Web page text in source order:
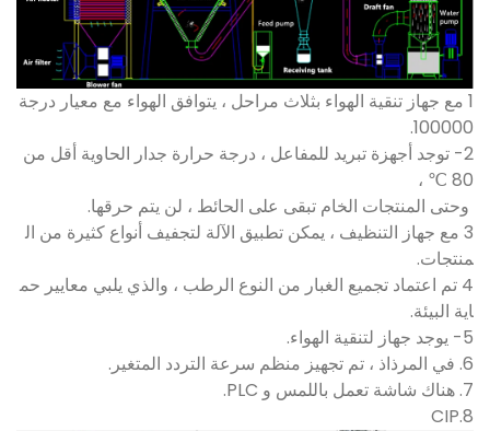
1 مع جهاز تنقية الهواء بثلاث مراحل ، يتوافق الهواء مع معيار درجة
100000.
2- توجد أجهزة تبريد للمفاعل ، درجة حرارة جدار الحاوية أقل من
80 ℃ ،
وحتى المنتجات الخام تبقى على الحائط ، لن يتم حرقها.
3 مع جهاز التنظيف ، يمكن تطبيق الآلة لتجفيف أنواع كثيرة من ال
منتجات.
4 تم اعتماد تجميع الغبار من النوع الرطب ، والذي يلبي معايير حم
اية البيئة.
5- يوجد جهاز لتنقية الهواء.
6. في المرذاذ ، تم تجهيز منظم سرعة التردد المتغير.
7. هناك شاشة تعمل باللمس و PLC.
8.CIP